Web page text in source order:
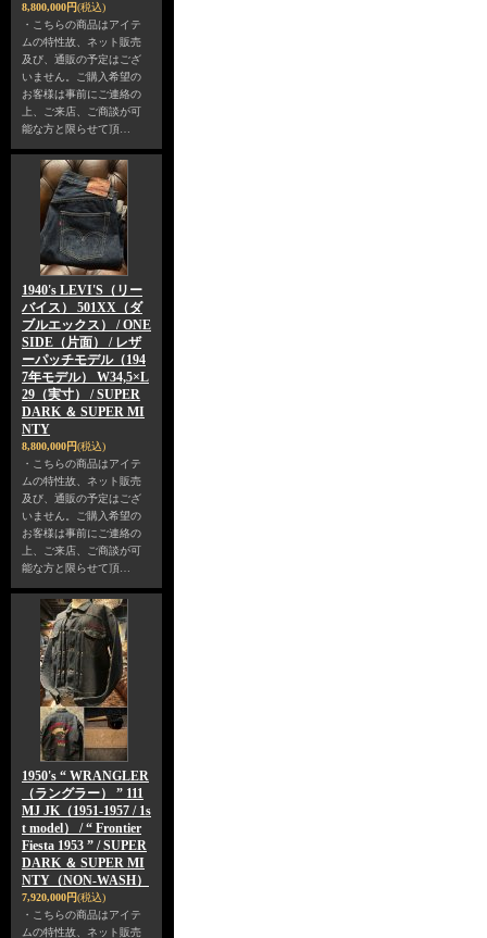
8,800,000円(税込)
・こちらの商品はアイテ
ムの特性故、ネット販売
及び、通販の予定はござ
いません。ご購入希望の
お客様は事前にご連絡の
上、ご来店、ご商談が可
能な方と限らせて頂…
1940's LEVI'S（リー
バイス） 501XX（ダ
ブルエックス） / ONE
SIDE（片面） / レザ
ーパッチモデル（194
7年モデル） W34,5×L
29（実寸） / SUPER
DARK ＆ SUPER MI
NTY
8,800,000円(税込)
・こちらの商品はアイテ
ムの特性故、ネット販売
及び、通販の予定はござ
いません。ご購入希望の
お客様は事前にご連絡の
上、ご来店、ご商談が可
能な方と限らせて頂…
1950's “ WRANGLER
（ラングラー） ” 111
MJ JK（1951-1957 / 1s
t model） / “ Frontier
Fiesta 1953 ” / SUPER
DARK ＆ SUPER MI
NTY（NON-WASH）
7,920,000円(税込)
・こちらの商品はアイテ
ムの特性故、ネット販売